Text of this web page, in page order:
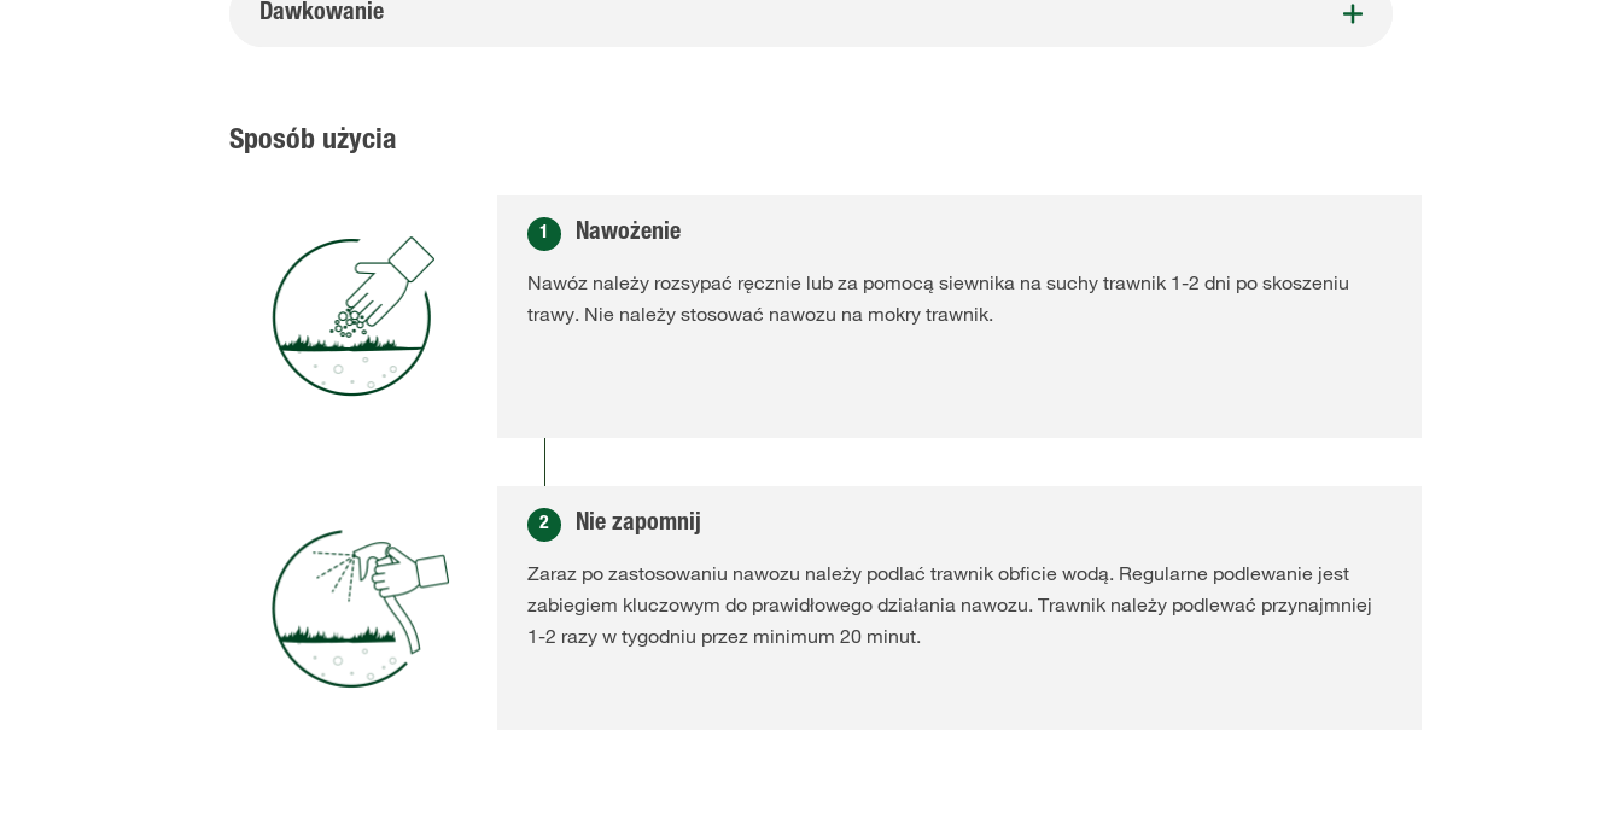
Dawkowanie
Sposób użycia
1
Nawożenie
Nawóz należy rozsypać ręcznie lub za pomocą siewnika na suchy trawnik 1-2 dni po skoszeniu
trawy. Nie należy stosować nawozu na mokry trawnik.
2
Nie zapomnij
Zaraz po zastosowaniu nawozu należy podlać trawnik obficie wodą. Regularne podlewanie jest
zabiegiem kluczowym do prawidłowego działania nawozu. Trawnik należy podlewać przynajmniej
1-2 razy w tygodniu przez minimum 20 minut.